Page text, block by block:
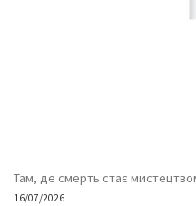
Там, де смерть стає
16/07/2026